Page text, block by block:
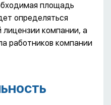
площадь
определяться
лицензии компании, а
работников компании